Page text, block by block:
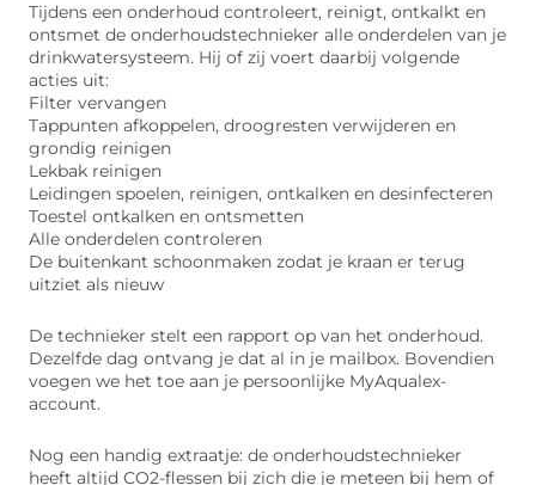
Tijdens een onderhoud controleert, reinigt, ontkalkt en
ontsmet de onderhoudstechnieker alle onderdelen van je
drinkwatersysteem. Hij of zij voert daarbij volgende
acties uit:
Filter vervangen
Tappunten afkoppelen, droogresten verwijderen en
grondig reinigen
Lekbak reinigen
Leidingen spoelen, reinigen, ontkalken en desinfecteren
Toestel ontkalken en ontsmetten
Alle onderdelen controleren
De buitenkant schoonmaken zodat je kraan er terug
uitziet als nieuw
De technieker stelt een rapport op van het onderhoud.
Dezelfde dag ontvang je dat al in je mailbox. Bovendien
voegen we het toe aan je persoonlijke MyAqualex-
account.
Nog een handig extraatje: de onderhoudstechnieker
heeft altijd CO2-flessen bij zich die je meteen bij hem of